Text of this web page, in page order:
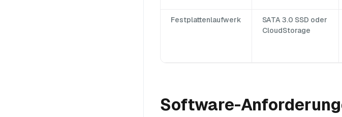
Festplattenlaufwerk
SATA 3.0 SSD oder
CloudStorage
Software-